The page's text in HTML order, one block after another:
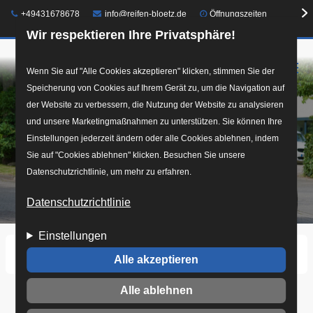
Wir respektieren Ihre Privatsphäre!
Wenn Sie auf "Alle Cookies akzeptieren" klicken, stimmen Sie der
Speicherung von Cookies auf Ihrem Gerät zu, um die Navigation auf
der Website zu verbessern, die Nutzung der Website zu analysieren
und unsere Marketingmaßnahmen zu unterstützen. Sie können Ihre
Einstellungen jederzeit ändern oder alle Cookies ablehnen, indem
Sie auf "Cookies ablehnen" klicken. Besuchen Sie unsere
Datenschutzrichtlinie, um mehr zu erfahren.
Datenschutzrichtlinie
Einstellungen
Alle akzeptieren
Alle ablehnen
Direkt
zum
Inhalt
Telefon:
+49431678678 E-Mail:info@reifen-bloetz.de Öffnungszeiten
☰
Startseite 2018-03-21 06.45.16_r2.jpg
2018-03-21